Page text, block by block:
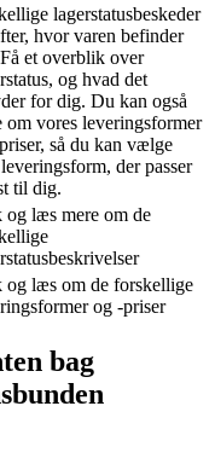
lagerstatusbeskeder
hvor varen befinder
et overblik over
og hvad det
for dig. Du kan også
om vores leveringsformer
så du kan vælge
der passer
til dig.
læs mere om de
læs om de forskellige
og -priser
bag